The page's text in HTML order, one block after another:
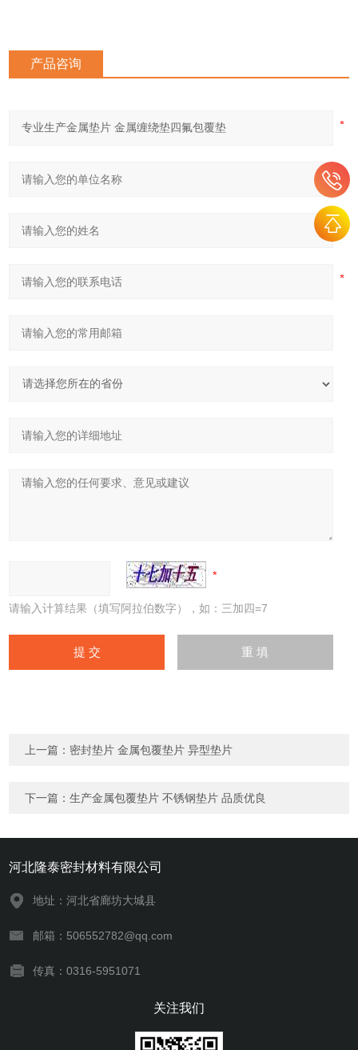
产品咨询
请输入计算结果（填写阿拉伯数字），如：三加四=7
上一篇： 密封垫片 金属包覆垫片 异型垫片
下一篇：生产金属包覆垫片 不锈钢垫片 品质优良
河北隆泰密封材料有限公司
地址：河北省廊坊大城县
邮箱：506552782@qq.com
传真：0316-5951071
关注我们